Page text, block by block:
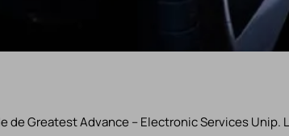
de Greatest Advance – Electronic Services Unip.